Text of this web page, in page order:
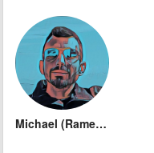
Michael (Ramen Software)